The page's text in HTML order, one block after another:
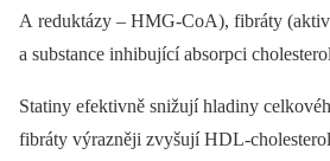
A reduktázy –⁠ HMG-CoA), fibráty
a substance inhibující absorpci
Statiny efektivně snižují hladiny
fibráty výrazněji zvyšují HDL-